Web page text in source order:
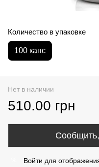
Количество в упаковке
100 капс
Нет в наличии
510.00 грн
Войти для